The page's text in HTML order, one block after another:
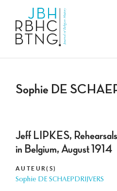
Sophie DE
Jeff LIPKES,
in Belgium, August 1914
AUTEUR(S)
Sophie DE SCHAEPDRIJVERS